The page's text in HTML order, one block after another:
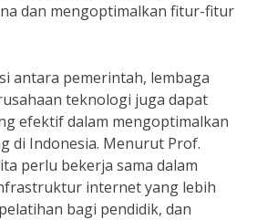
dan mengoptimalkan fitur-fitur
antara pemerintah, lembaga
teknologi juga dapat
efektif dalam mengoptimalkan
di Indonesia. Menurut Prof.
perlu bekerja sama dalam
internet yang lebih
bagi pendidik, dan